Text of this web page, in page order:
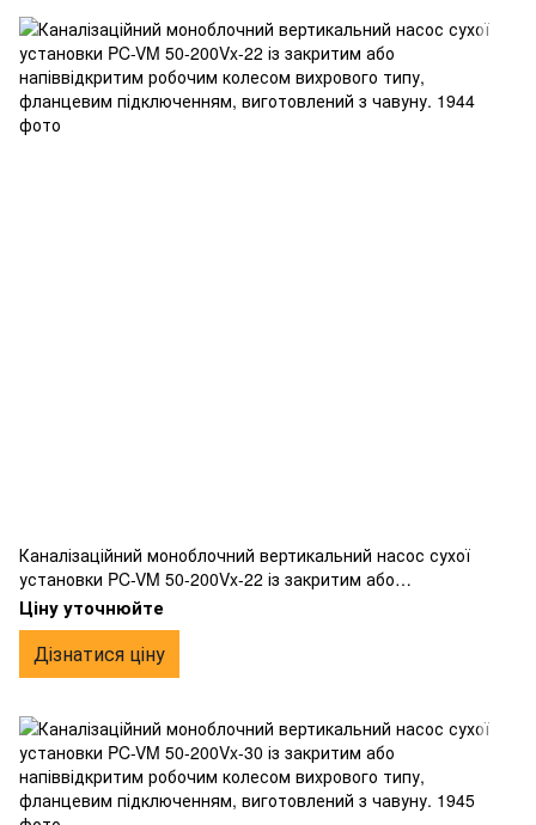
Каналізаційний моноблочний вертикальний насос сухої
установки PC-VM 50-200Vx-22 із закритим або
напіввідкритим робочим колесом вихрового типу,
фланцевим підключенням, виготовлений з чавуну.
Ціну уточнюйте
Дізнатися ціну